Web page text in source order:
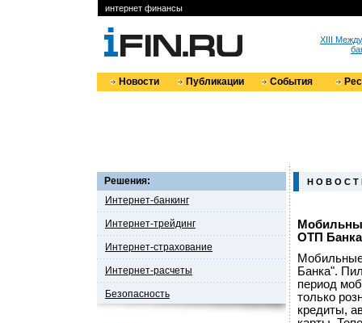
интернет финансы
XIII
Новости Публикации События
Решения:
Интернет-банкинг
Интернет-трейдинг
Интернет-страхование
Интернет-расчеты
Безопасность
Н О В О С Т
ОТП Банка
Банка".
период
только
кредиты,